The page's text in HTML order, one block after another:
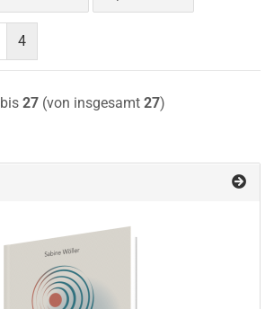
4
bis 27 (von insgesamt 27)